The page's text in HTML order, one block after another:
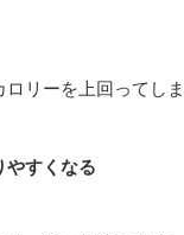
リーを上回ってし
すくなる